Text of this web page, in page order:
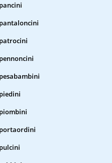
pancini
pantaloncini
patrocini
pennoncini
pesabambini
piedini
piombini
portaordini
pulcini